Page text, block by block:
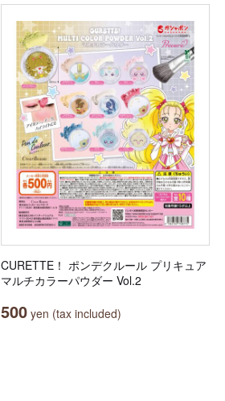
CURETTE！ ポンデクルール プリキュア
マルチカラーパウダー Vol.2
500 yen (tax included)